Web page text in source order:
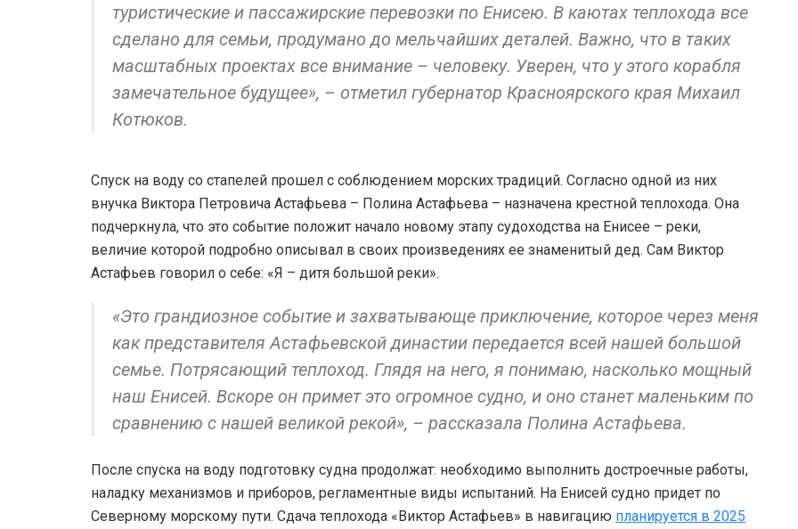
туристические и пассажирские перевозки по Енисею. В каютах теплохода все
сделано для семьи, продумано до мельчайших деталей. Важно, что в таких
масштабных проектах все внимание – человеку. Уверен, что у этого корабля
замечательное будущее», – отметил губернатор Красноярского края Михаил
Котюков.
Спуск на воду со стапелей прошел с соблюдением морских традиций. Согласно одной из них
внучка Виктора Петровича Астафьева – Полина Астафьева – назначена крестной теплохода. Она
подчеркнула, что это событие положит начало новому этапу судоходства на Енисее – реки,
величие которой подробно описывал в своих произведениях ее знаменитый дед. Сам Виктор
Астафьев говорил о себе: «Я – дитя большой реки».
«Это грандиозное событие и захватывающе приключение, которое через меня
как представителя Астафьевской династии передается всей нашей большой
семье. Потрясающий теплоход. Глядя на него, я понимаю, насколько мощный
наш Енисей. Вскоре он примет это огромное судно, и оно станет маленьким по
сравнению с нашей великой рекой», – рассказала Полина Астафьева.
После спуска на воду подготовку судна продолжат: необходимо выполнить достроечные работы,
наладку механизмов и приборов, регламентные виды испытаний. На Енисей судно придет по
Северному морскому пути. Сдача теплохода «Виктор Астафьев» в навигацию планируется в 2025